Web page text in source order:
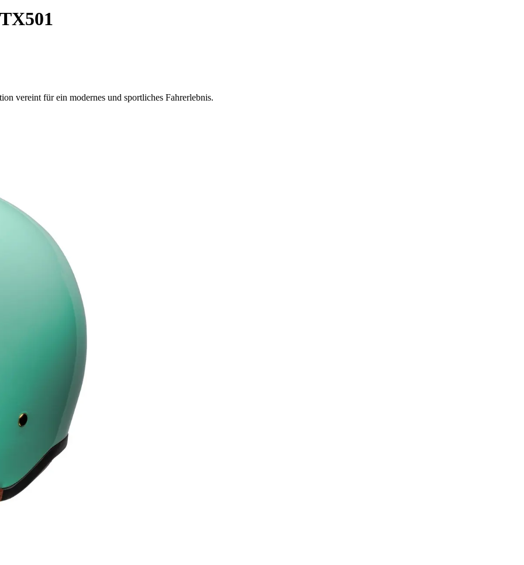
vereint für ein modernes und sportliches Fahrerlebnis.